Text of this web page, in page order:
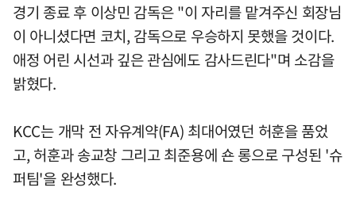
경기 종료 후 이상민 감독은 "이 자리를 맡겨주신 회장님
이 아니셨다면 코치, 감독으로 우승하지 못했을 것이다.
애정 어린 시선과 깊은 관심에도 감사드린다"며 소감을
밝혔다.
KCC는 개막 전 자유계약(FA) 최대어였던 허훈을 품었
고, 허훈과 송교창 그리고 최준용에 숀 롱으로 구성된 '슈
퍼팀'을 완성했다.